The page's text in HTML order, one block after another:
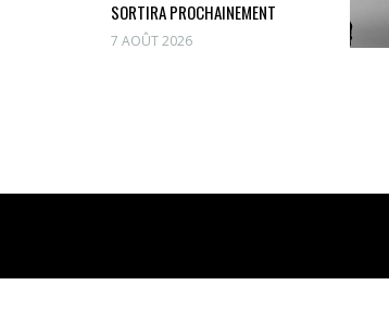
SORTIRA PROCHAINEMENT
7 AOÛT 2026